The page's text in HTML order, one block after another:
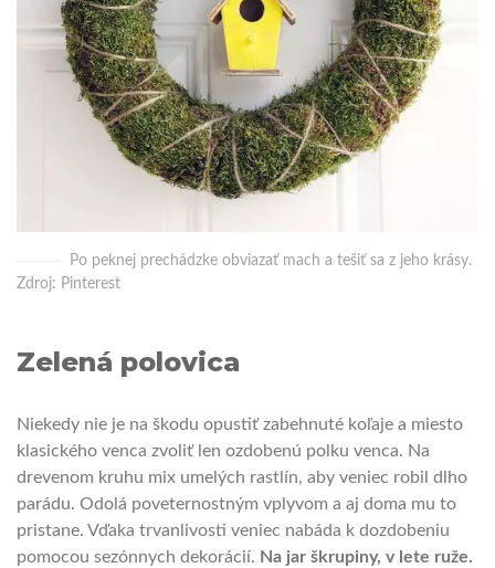
Po peknej prechádzke obviazať mach a tešiť sa z jeho krásy.
Zdroj: Pinterest
Zelená polovica
Niekedy nie je na škodu opustiť zabehnuté koľaje a miesto
klasického venca zvoliť len ozdobenú polku venca. Na
drevenom kruhu mix umelých rastlín, aby veniec robil dlho
parádu. Odolá poveternostným vplyvom a aj doma mu to
pristane. Vďaka trvanlivosti veniec nabáda k dozdobeniu
pomocou sezónnych dekorácií. Na jar škrupiny, v lete ruže.